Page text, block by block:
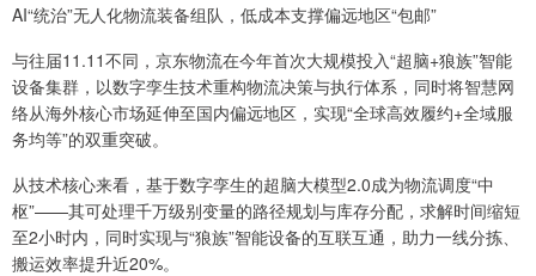
AI“统治”无人化物流装备组队，低成本支撑偏远地区“包邮”​
与往届11.11不同，京东物流在今年首次大规模投入“超脑+狼族”智能
设备集群，以数字孪生技术重构物流决策与执行体系，同时将智慧网
络从海外核心市场延伸至国内偏远地区，实现“全球高效履约+全域服
务均等”的双重突破。
从技术核心来看，基于数字孪生的超脑大模型2.0成为物流调度“中
枢”——其可处理千万级别变量的路径规划与库存分配，求解时间缩短
至2小时内，同时实现与“狼族”智能设备的互联互通，助力一线分拣、
搬运效率提升近20%。